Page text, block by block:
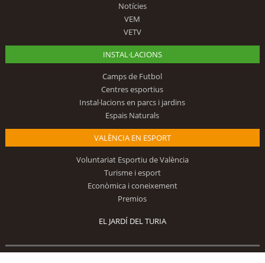
Notícies
VEM
VETV
INSTAL·LACIONS
Camps de Futbol
Centres esportius
Instal·lacions en parcs i jardins
Espais Naturals
VALÈNCIA EN ESPORT
Voluntariat Esportiu de València
Turisme i esport
Econòmica i coneixement
Premios
EL JARDÍ DEL TURIA